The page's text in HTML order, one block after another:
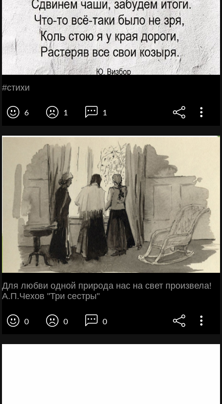
#стихи
6 1 1
Для любви одной природа нас на свет произвела!
А.П.Чехов "Три сестры"
0 0 0